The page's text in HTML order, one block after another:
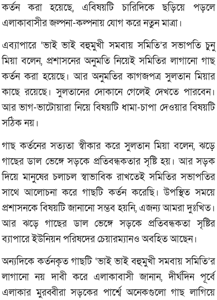
কর্তন করা হয়েছে, এবিষয়টি চারিদিকে ছড়িয়ে পড়লে
এলাকাবাসীর জল্পনা-কল্পনায় যোগ করে নতুন মাত্রা।
এব্যাপারে ‘ভাই ভাই বহুমুখী সমবায় সমিতি’র সভাপতি চুনু
মিয়া বলেন, প্রশাসনের অনুমতি নিয়েই সমিতির লাগানো গাছ
কর্তন করা হয়েছে। আর অনুমতির কাগজপত্র সুলতান মিয়ার
কাছে রয়েছে। সুলতানের দোকানে গেলেই দেখতে পারবেন।
আর ভাগ-ভাটোয়ারা নিয়ে বিষয়টি ধামা-চাপা দেওয়ার বিষয়টি
সঠিক নয়।
গাছ কর্তনের সত্যতা স্বীকার করে সুলতান মিয়া বলেন, ঝড়ে
গাছের ডাল ভেঙ্গে সড়কে প্রতিবন্ধকতার সৃষ্টি হয়। আর সড়ক
দিয়ে মানুষের চলাচল স্বাভাবিক রাখতেই সমিতির সভাপতির
সাথে আলোচনা করে গাছটি কর্তন করেছি। উপস্থিত সময়ে
প্রশাসনকে বিষয়টি জানানো সম্ভব হয়নি, এজন্য আমরা দুঃখিত।
আর ঝড়ে গাছের ডাল ভেঙ্গে সড়কে প্রতিবন্ধকতা সৃষ্টির
ব্যাপারে ইউনিয়ন পরিষদের চেয়ারম্যানও অবহিত আছেন।
অন্যদিকে কর্তনকৃত গাছটি ‘ভাই ভাই বহুমুখী সমবায় সমিতি’র
লাগানো নয় দাবী করে এলাকাবাসী জানান, দীর্ঘদিন পূর্বে
এলাকার মুরব্বীরা সড়কের পার্শ্বে অনেকগুলো গাছ লাগিয়ে